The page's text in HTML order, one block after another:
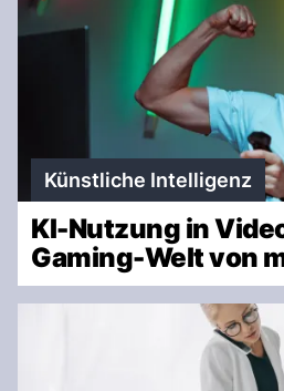
Künstliche Intelligenz
KI-Nutzung in
Gaming-Welt von